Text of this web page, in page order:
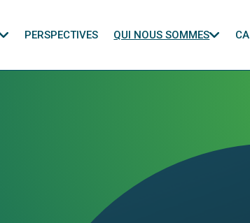
PERSPECTIVES QUI NOUS SOMMES